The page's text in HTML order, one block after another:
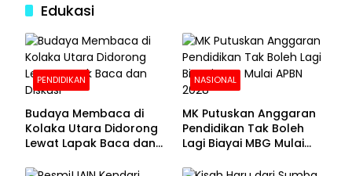
Edukasi
PENDIDIKAN
Budaya Membaca di
Kolaka Utara Didorong
Lewat Lapak Baca dan
NASIONAL
MK Putuskan Anggaran
Pendidikan Tak Boleh
Lagi Biayai MBG Mulai